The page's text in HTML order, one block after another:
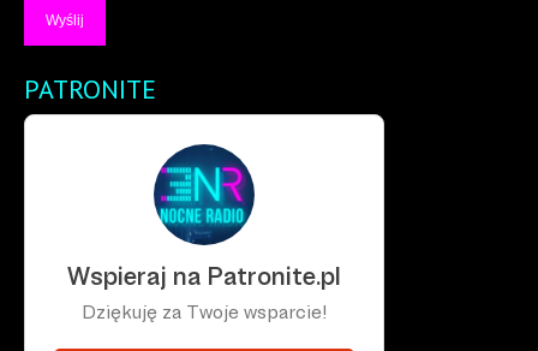
PATRONITE